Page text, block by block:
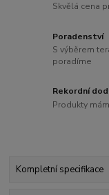
Skvělá cena
Poradenství
S výběrem
poradíme
Rekordní
Produkty
Kompletní specifikace